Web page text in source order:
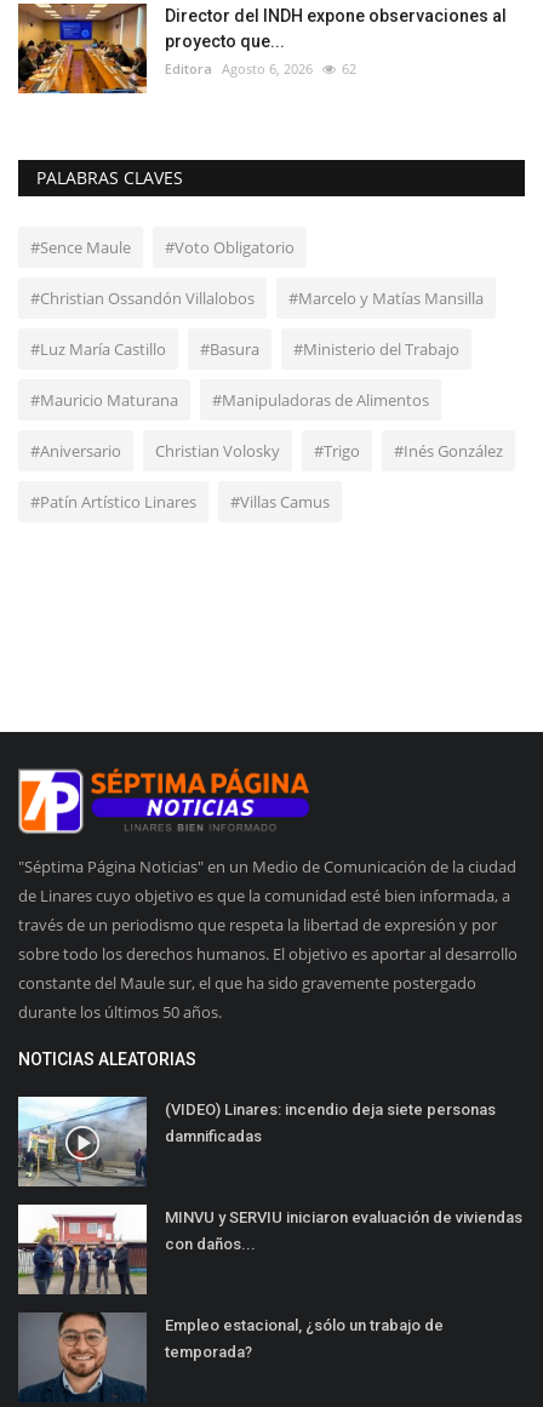
Director del INDH expone observaciones al
proyecto que...
Editora Agosto 6, 2026 62
PALABRAS CLAVES
#Sence Maule #Voto Obligatorio
#Christian Ossandón Villalobos #Marcelo y Matías Mansilla
#Luz María Castillo #Basura #Ministerio del Trabajo
#Mauricio Maturana #Manipuladoras de Alimentos
#Aniversario Christian Volosky #Trigo #Inés González
#Patín Artístico Linares #Villas Camus
"Séptima Página Noticias" en un Medio de Comunicación de la ciudad
de Linares cuyo objetivo es que la comunidad esté bien informada, a
través de un periodismo que respeta la libertad de expresión y por
sobre todo los derechos humanos. El objetivo es aportar al desarrollo
constante del Maule sur, el que ha sido gravemente postergado
durante los últimos 50 años.
NOTICIAS ALEATORIAS
(VIDEO) Linares: incendio deja siete personas
damnificadas
MINVU y SERVIU iniciaron evaluación de viviendas
con daños...
Empleo estacional, ¿sólo un trabajo de
temporada?